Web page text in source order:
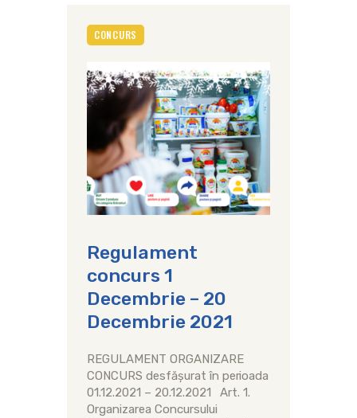
CONCURS
Regulament
concurs 1
Decembrie – 20
Decembrie 2021
REGULAMENT ORGANIZARE
CONCURS desfășurat în perioada
01.12.2021 – 20.12.2021 Art. 1.
Organizarea Concursului